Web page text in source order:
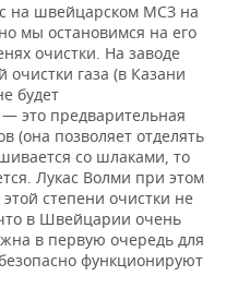
на швейцарском МСЗ на
мы остановимся на его
очистки. На заводе
газа (в Казани
будет
— это предварительная
(она позволяет отделять
со шлаками, то
Лукас Волми при этом
степени очистки не
в Швейцарии очень
в первую очередь для
функционируют